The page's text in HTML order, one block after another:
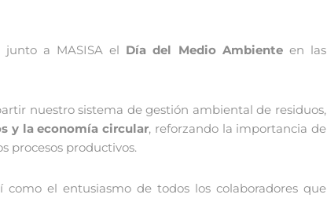
junto a MASISA el Día del Medio Ambienteen las
nuestro sistema de gestión ambiental de residuos,
y la economía circular, reforzando la importancia de
procesos productivos.
como el entusiasmo de todos los colaboradores que